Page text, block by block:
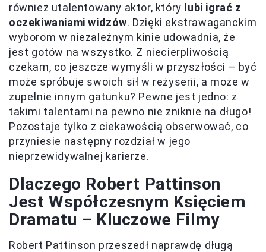
również utalentowany aktor, który lubi igrać z
oczekiwaniami widzów. Dzięki ekstrawaganckim
wyborom w niezależnym kinie udowadnia, że
jest gotów na wszystko. Z niecierpliwością
czekam, co jeszcze wymyśli w przyszłości – być
może spróbuje swoich sił w reżyserii, a może w
zupełnie innym gatunku? Pewne jest jedno: z
takimi talentami na pewno nie zniknie na długo!
Pozostaje tylko z ciekawością obserwować, co
przyniesie następny rozdział w jego
nieprzewidywalnej karierze.
Dlaczego Robert Pattinson
Jest Współczesnym Księciem
Dramatu – Kluczowe Filmy
Robert Pattinson przeszedł naprawdę długą